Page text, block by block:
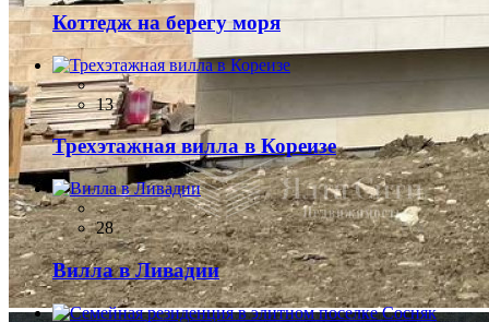
Коттедж на берегу моря
13
Трехэтажная вилла в Кореизе
28
Вилла в Ливадии